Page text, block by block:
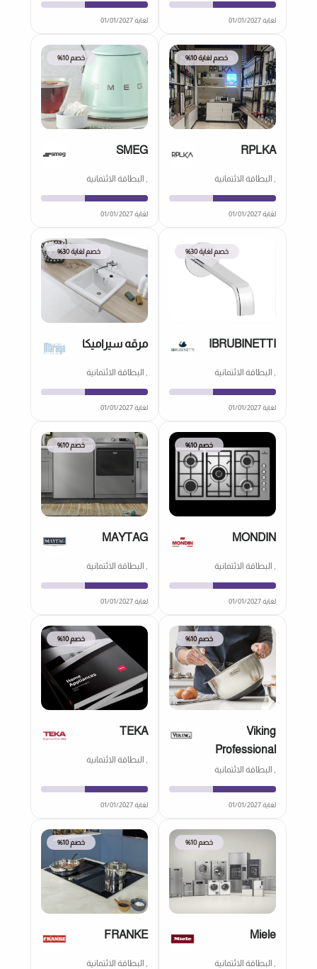
لغاية 01/01/2027 لغاية 01/01/2027
خصم لغاية 10%
RPLKA
, البطاقة الائتمانية
لغاية 01/01/2027
خصم 10%
SMEG
, البطاقة الائتمانية
لغاية 01/01/2027
خصم لغاية 30%
IBRUBINETTI
, البطاقة الائتمانية
لغاية 01/01/2027
خصم لغاية 30%
مرقه سيراميكا
, البطاقة الائتمانية
لغاية 01/01/2027
خصم 10%
MONDIN
, البطاقة الائتمانية
لغاية 01/01/2027
خصم 10%
MAYTAG
, البطاقة الائتمانية
لغاية 01/01/2027
خصم 10%
Viking
Professional
, البطاقة الائتمانية
لغاية 01/01/2027
خصم 10%
TEKA
, البطاقة الائتمانية
لغاية 01/01/2027
خصم 10%
Miele
, البطاقة الائتمانية
خصم 10%
FRANKE
, البطاقة الائتمانية